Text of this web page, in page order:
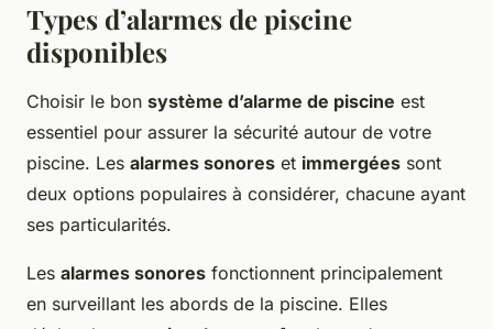
Types d’alarmes de piscine
disponibles
Choisir le bon système d’alarme de piscine est
essentiel pour assurer la sécurité autour de votre
piscine. Les alarmes sonores et immergées sont
deux options populaires à considérer, chacune ayant
ses particularités.
Les alarmes sonores fonctionnent principalement
en surveillant les abords de la piscine. Elles